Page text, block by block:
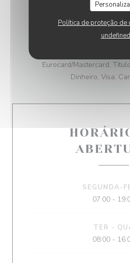
Política de proteção de
undefined
Ar condicionado,
MÉTODOS DE
Eurocard/Mastercard,
Dinheiro, Visa,
SEGUNDA-
07:00 -
TER -
08:00 -